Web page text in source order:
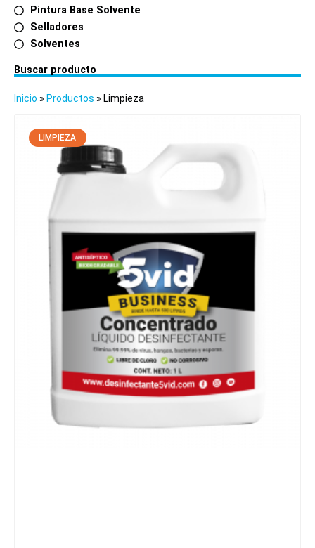
Pintura Base Solvente
Selladores
Solventes
Buscar producto
Inicio » Productos » Limpieza
LIMPIEZA